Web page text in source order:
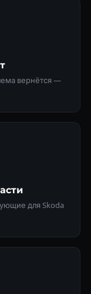
вернётся —
для Skoda